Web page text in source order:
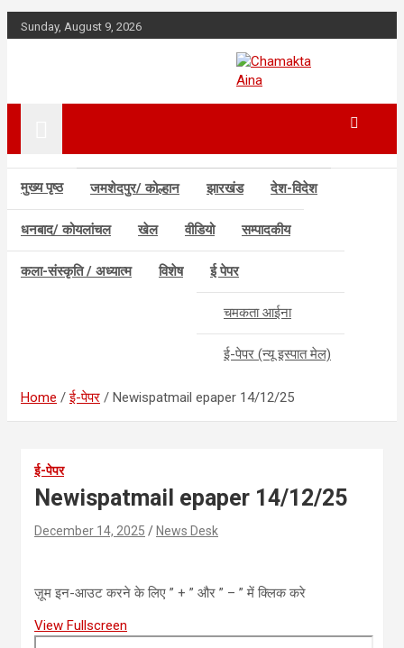
Skip
to
Sunday, August 9, 2026
Chamakta
मुख्य पृष्ठ जमशेदपुर/ कोल्हान झारखंड देश-विदेश
धनबाद/ कोयलांचल खेल वीडियो सम्पादकीय
कला-संस्कृति / अध्यात्म विशेष ई पेपर
चमकता आईना
ई-पेपर (न्यू इस्पात मेल)
Home ई-पेपर Newispatmail epaper 14/12/25
ई-पेपर
Newispatmail epaper 14/12/25
December 14, 2025 News Desk
ज़ूम इन-आउट करने के लिए ” + ” और ” – ” में क्लिक करे
View Fullscreen